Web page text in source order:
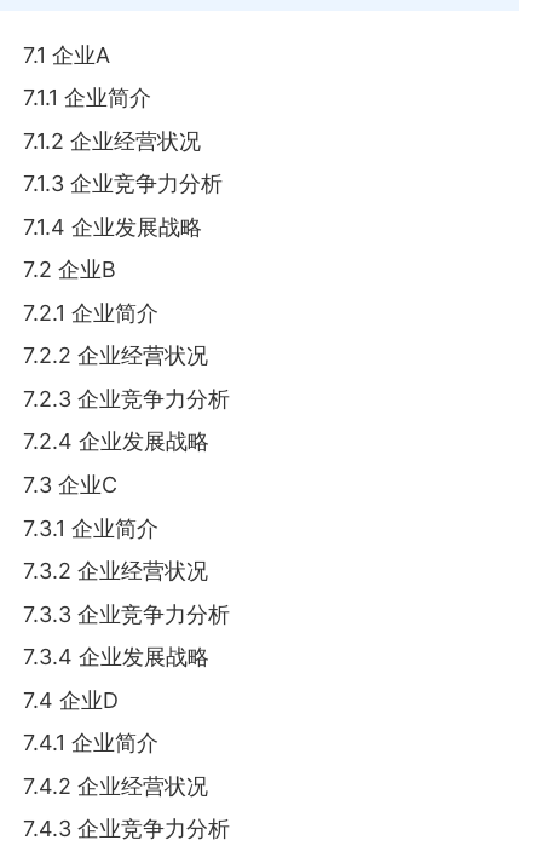
7.1 企业A
7.1.1 企业简介
7.1.2 企业经营状况
7.1.3 企业竞争力分析
7.1.4 企业发展战略
7.2 企业B
7.2.1 企业简介
7.2.2 企业经营状况
7.2.3 企业竞争力分析
7.2.4 企业发展战略
7.3 企业C
7.3.1 企业简介
7.3.2 企业经营状况
7.3.3 企业竞争力分析
7.3.4 企业发展战略
7.4 企业D
7.4.1 企业简介
7.4.2 企业经营状况
7.4.3 企业竞争力分析